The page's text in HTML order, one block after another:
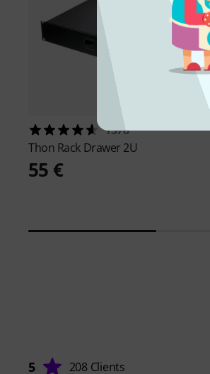
1378
Thon Rack Drawer 2U
55 €
5 208 Clients